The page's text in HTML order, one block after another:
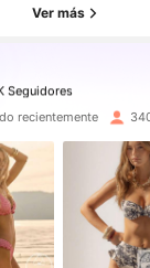
Ver más
Seguidores
Seguidores
Hace 1 día
Seguidores
Seguidores
recientemente